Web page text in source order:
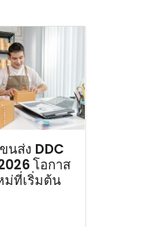
นส่ง DDC
โอกาส
ม่ที่เริ่มต้น